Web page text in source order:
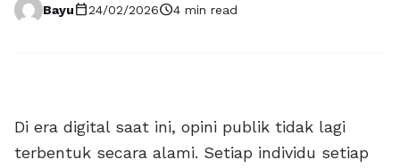
Bayucalendar_today24/02/2026schedule4 min read
Di era digital saat ini, opini publik tidak lagi
terbentuk secara alami. Setiap individu setiap